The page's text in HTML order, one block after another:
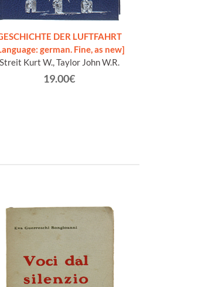
DER LUFTFAHRT
german. Fine, as new]
Streit Kurt W., Taylor John W.R.
19.00€